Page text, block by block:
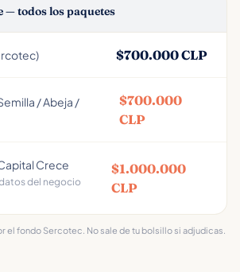
todos los paquetes
$700.000 CLP
/ Abeja /
$700.000
CLP
Crece
del negocio
$1.000.000
CLP
el fondo Sercotec. No sale de tu bolsillo si adjudicas.